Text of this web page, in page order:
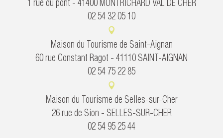
1 rue du pont - 41400 MONTRICHARD VAL DE CHER
02 54 32 05 10
Maison du Tourisme de Saint-Aignan
60 rue Constant Ragot - 41110 SAINT-AIGNAN
02 54 75 22 85
Maison du Tourisme de Selles-sur-Cher
26 rue de Sion - SELLES-SUR-CHER
02 54 95 25 44